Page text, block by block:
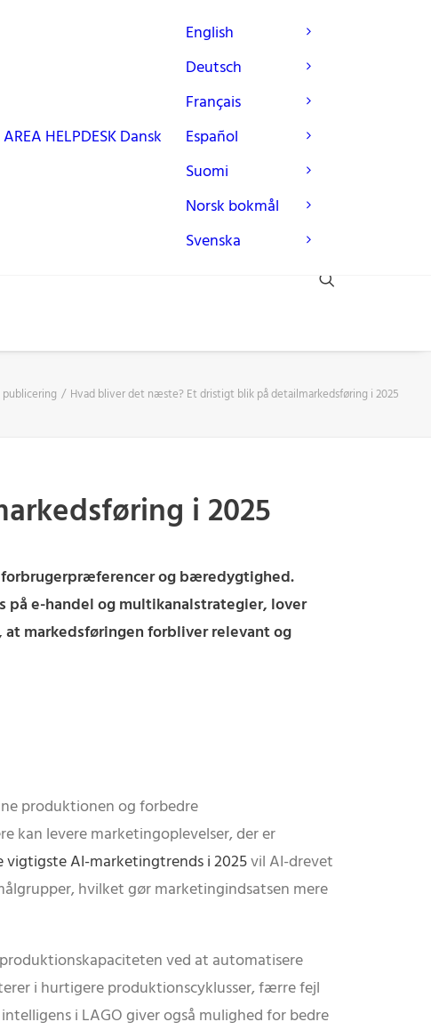
HELPDESKDansk
English
Deutsch
Français
Español
Suomi
Norsk bokmål
Svenska
Hvad bliver det næste? Et dristigt blik på detailmarkedsføring i 2025
i 2025
og bæredygtighed.
på e-handel og multikanalstrategier, lover
markedsføringen forbliver relevant og
produktionen og forbedre
kan levere marketingoplevelser, der er
vigtigste AI-marketingtrends i 2025vil AI-drevet
hvilket gør marketingindsatsen mere
ved at automatisere
i hurtigere produktionscyklusser, færre fejl
i LAGO giver også mulighed for bedre